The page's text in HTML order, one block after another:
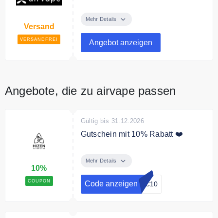
Versand
VERSANDFREI
versandkostenfrei.
Mehr Details
Angebot anzeigen
Angebote, die zu airvape passen
10%
COUPON
Gültig bis 31.12.2026
Gutschein mit 10% Rabatt ❤️
gesamte Bestellung sparen
Mehr Details
Code anzeigen DC10